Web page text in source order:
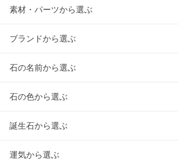
素材・パーツから選ぶ
ブランドから選ぶ
石の名前から選ぶ
石の色から選ぶ
誕生石から選ぶ
運気から選ぶ